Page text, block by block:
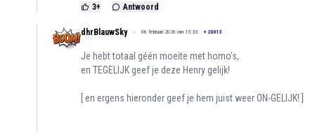
3+ Antwoord
dhrBlauwSky 08 februari 2026 om 15:33 + 20013
Je hebt totaal géén moeite met homo's,
en TEGELIJK geef je deze Henry gelijk!
[ en ergens hieronder geef je hem juist weer ON-GELIJK! ]